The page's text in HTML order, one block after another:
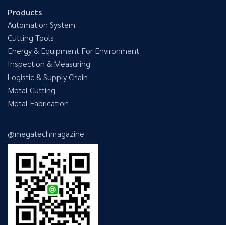
Products
Automation System
Cutting Tools
Energy & Equipment For Environment
Inspection & Measuring
Logistic & Supply Chain
Metal Cutting
Metal Fabrication
@megatechmagazine